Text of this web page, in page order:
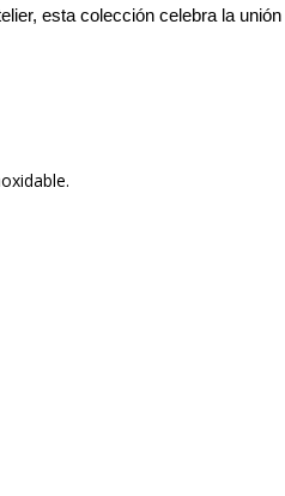
esta colección celebra la unión